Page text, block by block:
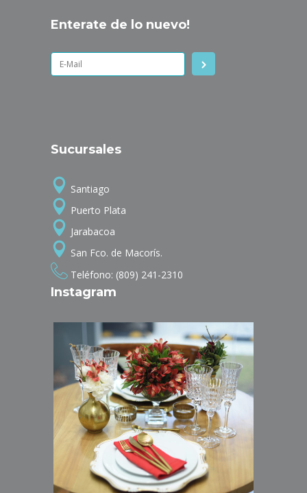
Enterate de lo nuevo!
Sucursales
Santiago
Puerto Plata
Jarabacoa
San Fco. de Macorís.
Teléfono: (809) 241-2310
Instagram